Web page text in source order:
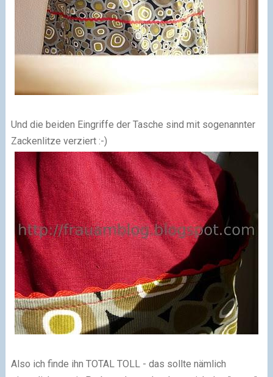
Und die beiden Eingriffe der Tasche sind mit sogenannter
Zackenlitze verziert :-)
Also ich finde ihn TOTAL TOLL - das sollte nämlich